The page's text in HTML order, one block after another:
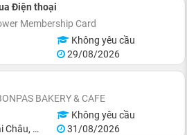
Điện thoại
Membership Card
Không yêu cầu
29/08/2026
BAKERY & CAFE
Không yêu cầu
Trà, Quận Cẩm Lệ
31/08/2026